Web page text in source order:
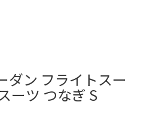
ダン フライトスー
ーツ つなぎ S